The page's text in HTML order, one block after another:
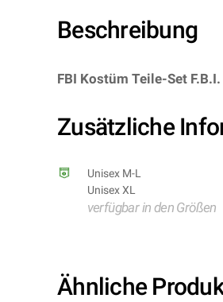
Beschreibung
FBI Kostüm Teile-Set
Zusätzliche
Unisex M-L
Unisex XL
verfügbar in den Größen
Ähnliche